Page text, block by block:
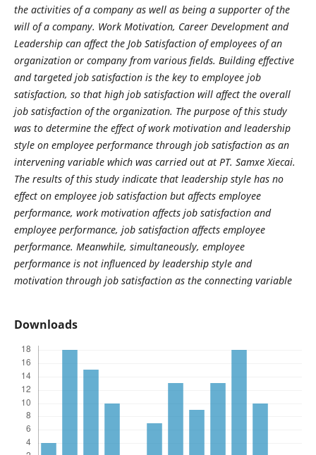
the activities of a company as well as being a supporter of the
will of a company. Work Motivation, Career Development and
Leadership can affect the Job Satisfaction of employees of an
organization or company from various fields. Building effective
and targeted job satisfaction is the key to employee job
satisfaction, so that high job satisfaction will affect the overall
job satisfaction of the organization. The purpose of this study
was to determine the effect of work motivation and leadership
style on employee performance through job satisfaction as an
intervening variable which was carried out at PT. Samxe Xiecai.
The results of this study indicate that leadership style has no
effect on employee job satisfaction but affects employee
performance, work motivation affects job satisfaction and
employee performance, job satisfaction affects employee
performance. Meanwhile, simultaneously, employee
performance is not influenced by leadership style and
motivation through job satisfaction as the connecting variable
Downloads